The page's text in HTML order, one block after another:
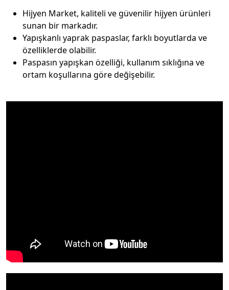
Hijyen Market, kaliteli ve güvenilir hijyen ürünleri
sunan bir markadır.
Yapışkanlı yaprak paspaslar, farklı boyutlarda ve
özelliklerde olabilir.
Paspasın yapışkan özelliği, kullanım sıklığına ve
ortam koşullarına göre değişebilir.